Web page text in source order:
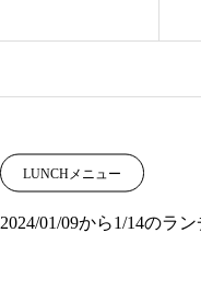
LUNCHメニュー
2024/01/09から1/14のラ